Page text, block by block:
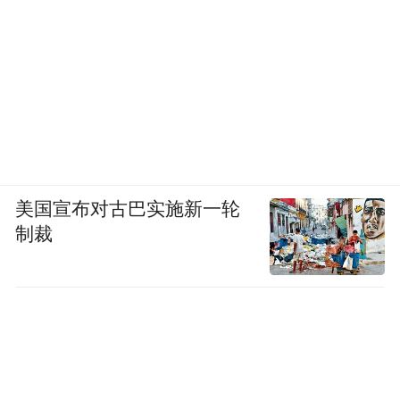
美国宣布对古巴实施新一轮
制裁